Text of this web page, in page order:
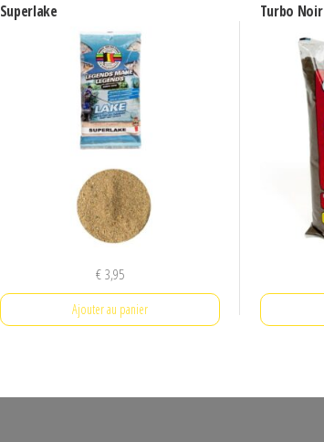
Superlake
€3,95
Ajouter au panier
Turbo Noir